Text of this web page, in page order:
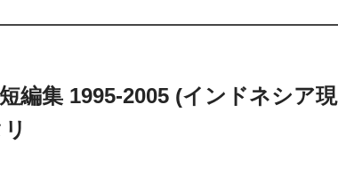
編集 1995-2005 (インドネシア現